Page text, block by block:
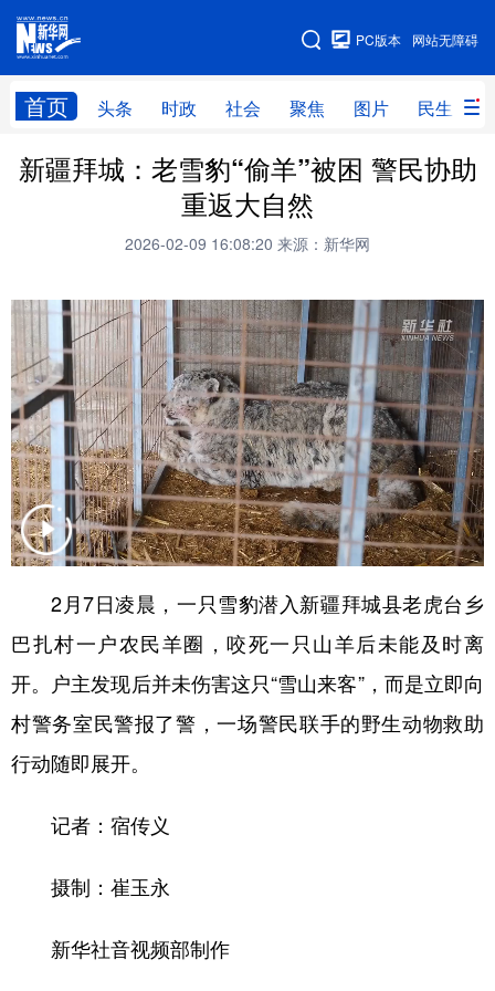
网站无障碍
PC版本
首页 头条 时政 社会 聚焦 图片 民生
网站地图
头条 时政 社会 聚焦
民生 访谈
服务
云游新疆 云端悦读 云看书画 光影新疆
人事频道 融媒体联播 廉政频道 新华视角看新疆
地方频道
北京 天津 河北 山西
辽宁 吉林 上海 江苏
广东 广西 海南 重庆
四川 贵州 云南 西藏
陕西
新疆
多语种频道
English Español
新疆拜城：老雪豹“偷羊”被困 警民协助
重返大自然
2026-02-09 16:08:20 来源：新华网
2月7日凌晨，一只雪豹潜入新疆拜城县老虎台乡
巴扎村一户农民羊圈，咬死一只山羊后未能及时离
开。户主发现后并未伤害这只“雪山来客”，而是立即向
村警务室民警报了警，一场警民联手的野生动物救助
行动随即展开。
记者：宿传义
摄制：崔玉永
新华社音视频部制作